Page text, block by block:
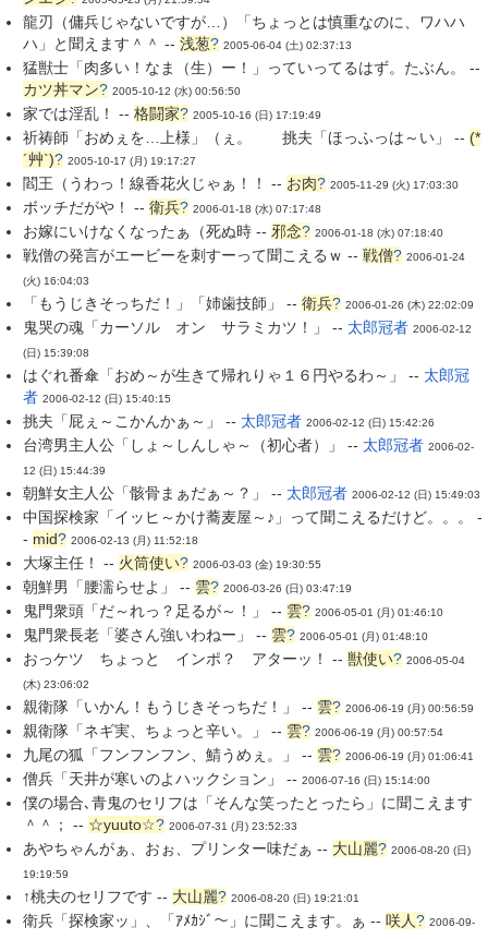
龍刃（傭兵じゃないですが…）「ちょっとは慎重なのに、ワハハ
ハ」と聞えます＾＾ -- 浅葱? 2005-06-04 (土) 02:37:13
猛獣士「肉多い！なま（生）ー！」っていってるはず。たぶん。 --
カツ丼マン? 2005-10-12 (水) 00:56:50
家では淫乱！ -- 格闘家? 2005-10-16 (日) 17:19:49
祈祷師「おめぇを…上様」（ぇ。 挑夫「ほっふっは～い」 -- (*
´艸`)? 2005-10-17 (月) 19:17:27
閻王（うわっ！線香花火じゃぁ！！ -- お肉? 2005-11-29 (火) 17:03:30
ボッチだがや！ -- 衛兵? 2006-01-18 (水) 07:17:48
お嫁にいけなくなったぁ（死ぬ時 -- 邪念? 2006-01-18 (水) 07:18:40
戦僧の発言がエービーを刺すーって聞こえるｗ -- 戦僧? 2006-01-24
(火) 16:04:03
「もうじきそっちだ！」「姉歯技師」 -- 衛兵? 2006-01-26 (木) 22:02:09
鬼哭の魂「カーソル オン サラミカツ！」 -- 太郎冠者 2006-02-12
(日) 15:39:08
はぐれ番傘「おめ～が生きて帰れりゃ１６円やるわ～」 -- 太郎冠
者 2006-02-12 (日) 15:40:15
挑夫「屁ぇ～こかんかぁ～」 -- 太郎冠者 2006-02-12 (日) 15:42:26
台湾男主人公「しょ～しんしゃ～（初心者）」 -- 太郎冠者 2006-02-
12 (日) 15:44:39
朝鮮女主人公「骸骨まぁだぁ～？」 -- 太郎冠者 2006-02-12 (日) 15:49:03
中国探検家「イッヒ～かけ蕎麦屋～♪」って聞こえるだけど。。。 -
- mid? 2006-02-13 (月) 11:52:18
大塚主任！ -- 火筒使い? 2006-03-03 (金) 19:30:55
朝鮮男「腰濡らせよ」 -- 雲? 2006-03-26 (日) 03:47:19
鬼門衆頭「だ～れっ？足るが～！」 -- 雲? 2006-05-01 (月) 01:46:10
鬼門衆長老「婆さん強いわねー」 -- 雲? 2006-05-01 (月) 01:48:10
おっケツ ちょっと インポ？ アターッ！ -- 獣使い? 2006-05-04
(木) 23:06:02
親衛隊「いかん！もうじきそっちだ！」 -- 雲? 2006-06-19 (月) 00:56:59
親衛隊「ネギ実、ちょっと辛い。」 -- 雲? 2006-06-19 (月) 00:57:54
九尾の狐「フンフンフン、鯖うめぇ。」 -- 雲? 2006-06-19 (月) 01:06:41
僧兵「天井が寒いのよハックション」 -- 2006-07-16 (日) 15:14:00
僕の場合､青鬼のセリフは「そんな笑ったとったら」に聞こえます
＾＾； -- ☆yuuto☆? 2006-07-31 (月) 23:52:33
あやちゃんがぁ、おぉ、プリンター味だぁ -- 大山麗? 2006-08-20 (日)
19:19:59
↑桃夫のセリフです -- 大山麗? 2006-08-20 (日) 19:21:01
衛兵「探検家ッ」、「ｱﾒｶｼﾞ～」に聞こえます。ぁ -- 咲人? 2006-09-